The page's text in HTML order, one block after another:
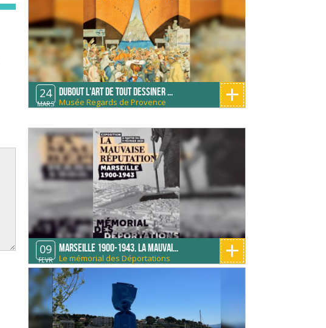
24
MARS
Dubout l'art de tout dessiner ...
Musée Regards de Provence +
09
FEVR
Marseille 1900-1943. La mauvai...
Le mémorial des Déportations +